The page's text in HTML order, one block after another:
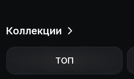
Коллекции
ТОП